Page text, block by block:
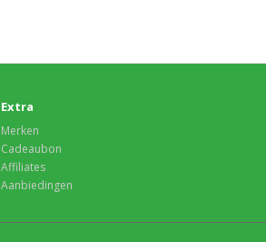
Extra
Merken
Cadeaubon
Affiliates
Aanbiedingen